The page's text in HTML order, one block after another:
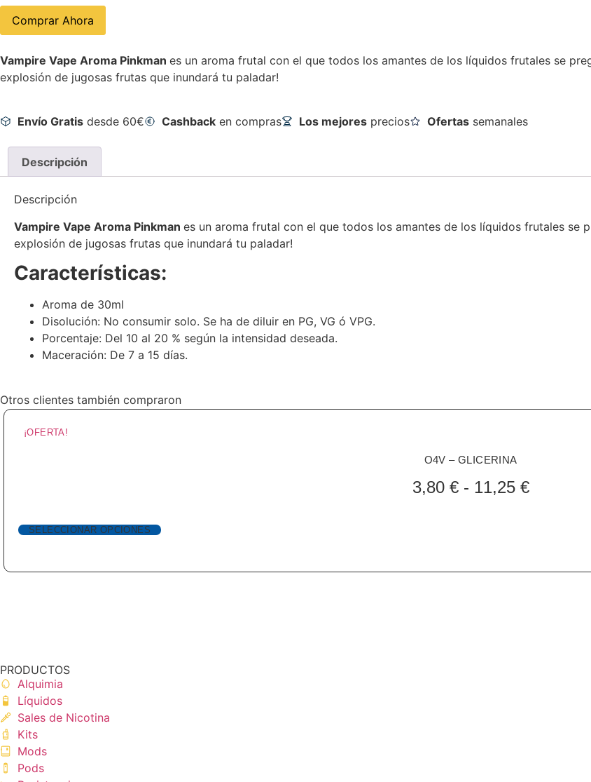
Comprar Ahora
Vampire Vape Aroma Pinkman es un aroma frutal con el que todos los amantes de los líquidos frutales se
explosión de jugosas frutas que inundará tu paladar!
Envío Gratis desde 60€ Cashback en compras Los mejores precios Ofertas semanales
Descripción
Descripción
Vampire Vape Aroma Pinkman es un aroma frutal con el que todos los amantes de los líquidos frutales se
explosión de jugosas frutas que inundará tu paladar!
Características:
Aroma de 30ml
Disolución: No consumir solo. Se ha de diluir en PG, VG ó VPG.
Porcentaje: Del 10 al 20 % según la intensidad deseada.
Maceración: De 7 a 15 días.
Otros clientes también compraron
¡OFERTA!
O4V – GLICERINA
3,80 € - 11,25 €
SELECCIONAR OPCIONES
PRODUCTOS
Alquimia
Líquidos
Sales de Nicotina
Kits
Mods
Pods